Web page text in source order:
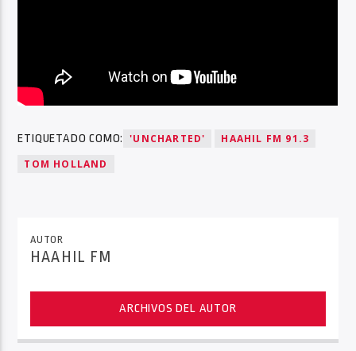
ETIQUETADO COMO: 'UNCHARTED'
HAAHIL FM 91.3
TOM HOLLAND
AUTOR
HAAHIL FM
ARCHIVOS DEL AUTOR